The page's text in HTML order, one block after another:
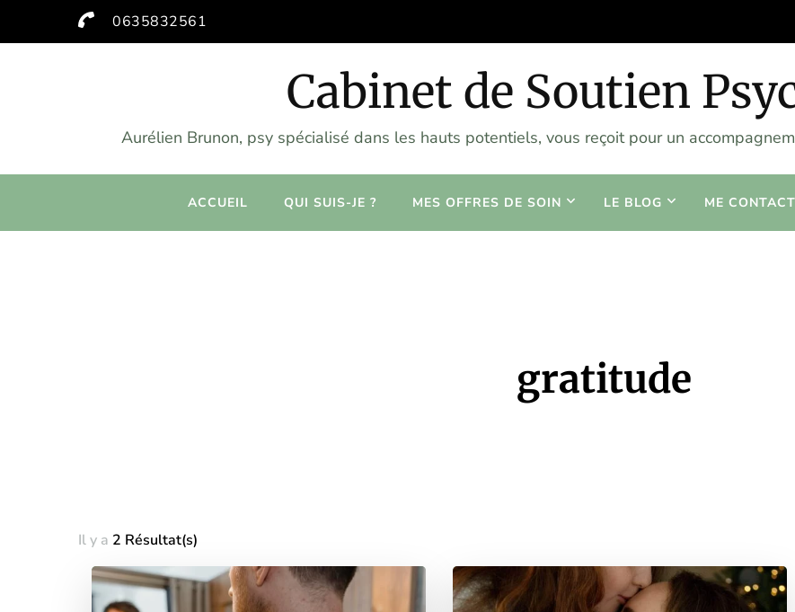
0635832561
Cabinet de Soutien
Aurélien Brunon, psy spécialisé dans les hauts potentiels, vous reçoit pour un
ACCUEIL QUI SUIS-JE ? MES OFFRES DE SOIN LE BLOG ME
gratitude
Il y a 2 Résultat(s)